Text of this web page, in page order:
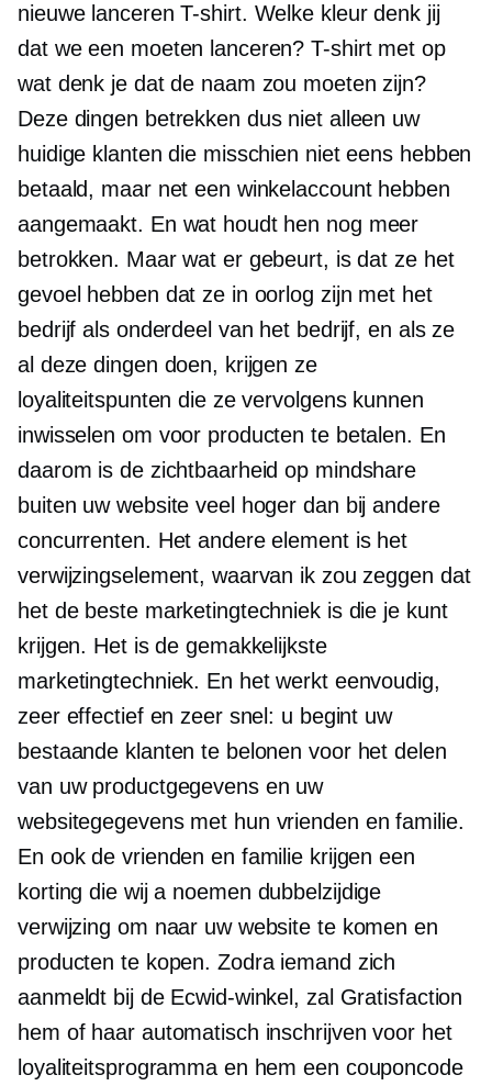
nieuwe lancerenT-shirt. Welke kleur denk jij
dat we een moeten lanceren?T-shirtmet op
wat denk je dat de naam zou moeten zijn?
Deze dingen betrekken dus niet alleen uw
huidige klanten die misschien niet eens hebben
betaald, maar net een winkelaccount hebben
aangemaakt. En wat houdt hen nog meer
betrokken. Maar wat er gebeurt, is dat ze het
gevoel hebben dat ze in oorlog zijn met het
bedrijf als onderdeel van het bedrijf, en als ze
al deze dingen doen, krijgen ze
loyaliteitspunten die ze vervolgens kunnen
inwisselen om voor producten te betalen. En
daarom is de zichtbaarheid op mindshare
buiten uw website veel hoger dan bij andere
concurrenten. Het andere element is het
verwijzingselement, waarvan ik zou zeggen dat
het de beste marketingtechniek is die je kunt
krijgen. Het is de gemakkelijkste
marketingtechniek. En het werkt eenvoudig,
zeer effectief en zeer snel: u begint uw
bestaande klanten te belonen voor het delen
van uw productgegevens en uw
websitegegevens met hun vrienden en familie.
En ook de vrienden en familie krijgen een
korting die wij a noemen dubbelzijdige
verwijzing om naar uw website te komen en
producten te kopen. Zodra iemand zich
aanmeldt bij de Ecwid-winkel, zal Gratisfaction
hem of haar automatisch inschrijven voor het
loyaliteitsprogramma en hem een ​​couponcode